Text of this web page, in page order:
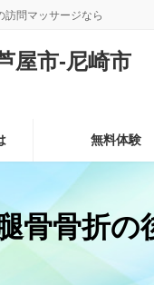
訪問マッサージなら
屋市-尼崎市
無料体験
骨骨折の